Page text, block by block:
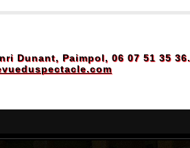
Dunant, Paimpol, 06 07 51 35 36.